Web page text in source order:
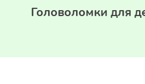
Головоломки для